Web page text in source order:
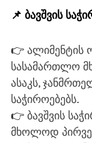
📌 ბავშვის
👉 ალიმენტის
სასამართლო
ასაკს,
საჭიროებებს.
👉 ბავშვის
მხოლოდ